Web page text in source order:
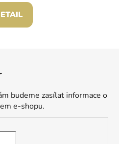
budeme zasílat informace o
e-shopu.